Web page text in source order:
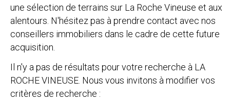
une sélection de terrains sur La Roche Vineuse et aux
alentours. N'hésitez pas à prendre contact avec nos
conseillers immobiliers dans le cadre de cette future
acquisition.
Il n'y a pas de résultats pour votre recherche à LA
ROCHE VINEUSE. Nous vous invitons à modifier vos
critères de recherche :